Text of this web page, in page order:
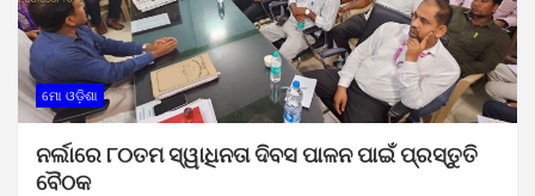
ମୋ ଓଡ଼ିଶା
ନର୍ଲାରେ ୮୦ତମ ସ୍ୱାଧିନତା ଦିବସ ପାଳନ ପାଇଁ ପ୍ରସ୍ତୁତି
ବୈଠକ